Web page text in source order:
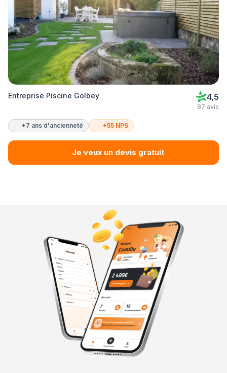
Entreprise Piscine Golbey 4,5
87 avis
+7 ans d'ancienneté +55 NPS
Je veux un devis gratuit